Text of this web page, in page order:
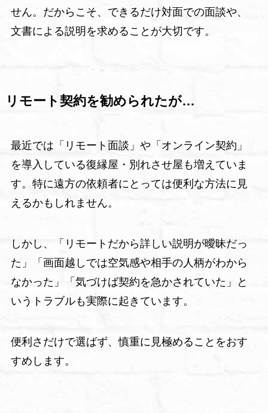
せん。だからこそ、できるだけ対面での面談や、
文書による説明を求めることが大切です。
リモート契約を勧められたが…
最近では「リモート面談」や「オンライン契約」
を導入している復縁屋・別れさせ屋も増えていま
す。特に遠方の依頼者にとっては便利な方法に見
えるかもしれません。
しかし、「リモートだから詳しい説明が曖昧だっ
た」「画面越しでは空気感や相手の人柄がわから
なかった」「気づけば契約を急かされていた」と
いうトラブルも実際に起きています。
便利さだけで選ばず、慎重に見極めることをおす
すめします。